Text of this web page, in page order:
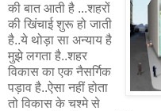
की बात आती है ...शहरों
की खिंचाई शुरू हो जाती
है..ये थोड़ा सा अन्याय है
मुझे लगता है..शहर
विकास का एक नैसर्गिक
पड़ाव है..ऐसा नहीं होता
तो विकास के चश्मे से